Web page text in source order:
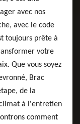
avec nos
avec le code
toujours prête à
votre
Que vous soyez
Brac
de la
à l'entretien
comment